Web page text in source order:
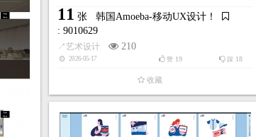
11 张 韩国Amoeba-移动UX设计！
: 9010629
↗艺术设计 210
2026-05-17 踩 18
赞19
收藏